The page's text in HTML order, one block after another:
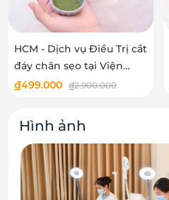
HCM - Dịch vụ Điều Trị cắt
đáy chân sẹo tại Viện
Thẩm Mỹ Ladova
đ499.000 đ2.900.000
Hình ảnh